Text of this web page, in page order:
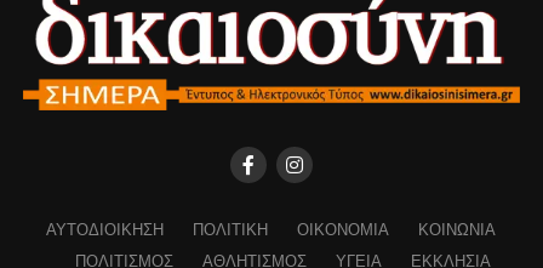
ΑΥΤΟΔΙΟΊΚΗΣΗ ΠΟΛΙΤΙΚΉ ΟΙΚΟΝΟΜΊΑ
ΚΟΙΝΩΝΊΑ
ΠΟΛΙΤΙΣΜΌΣ
ΑΘΛΗΤΙΣΜΌΣ ΥΓΕΊΑ ΕΚΚΛΗΣΊΑ